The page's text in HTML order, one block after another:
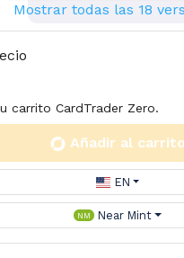
Mostrar todas las 18
carrito CardTrader Zero.
Añadir al carrito
EN
NM Near Mint